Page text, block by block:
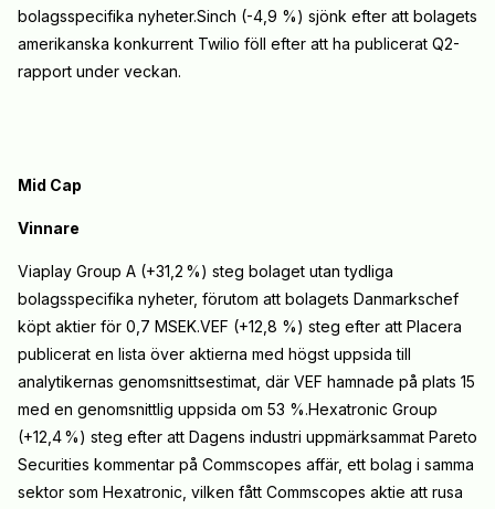
bolagsspecifika nyheter.Sinch (-4,9 %) sjönk efter att bolagets
amerikanska konkurrent Twilio föll efter att ha publicerat Q2-
rapport under veckan.
Mid Cap
Vinnare
Viaplay Group A (+31,2 %) steg bolaget utan tydliga
bolagsspecifika nyheter, förutom att bolagets Danmarkschef
köpt aktier för 0,7 MSEK.VEF (+12,8 %) steg efter att Placera
publicerat en lista över aktierna med högst uppsida till
analytikernas genomsnittsestimat, där VEF hamnade på plats 15
med en genomsnittlig uppsida om 53 %.Hexatronic Group
(+12,4%) steg efter att Dagens industri uppmärksammat Pareto
Securities kommentar på Commscopes affär, ett bolag i samma
sektor som Hexatronic, vilken fått Commscopes aktie att rusa